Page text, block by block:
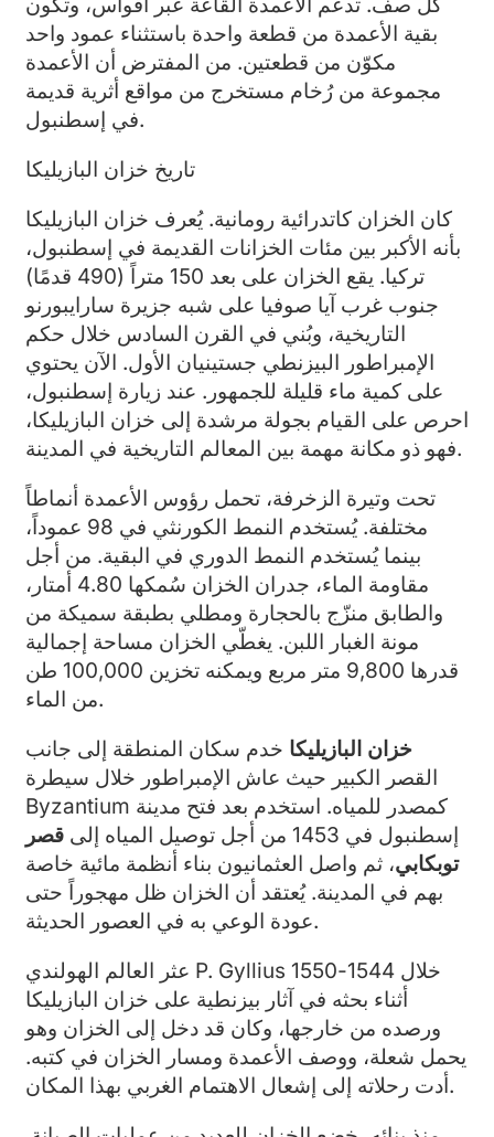
بقية الأعمدة من قطعة واحدة باستثناء عمود واحد
مكوّن من قطعتين. من المفترض أن الأعمدة
مجموعة من رُخام مستخرج من مواقع أثرية قديمة
في إسطنبول.
تاريخ خزان البازيليكا
كان الخزان كاتدرائية رومانية. يُعرف خزان البازيليكا
بأنه الأكبر بين مئات الخزانات القديمة في إسطنبول،
تركيا. يقع الخزان على بعد 150 متراً (490 قدمًا)
جنوب غرب آيا صوفيا على شبه جزيرة سارايبورنو
التاريخية، وبُني في القرن السادس خلال حكم
الإمبراطور البيزنطي جستينيان الأول. الآن يحتوي
على كمية ماء قليلة للجمهور. عند زيارة إسطنبول،
احرص على القيام بجولة مرشدة إلى خزان البازيليكا،
فهو ذو مكانة مهمة بين المعالم التاريخية في المدينة.
تحت وتيرة الزخرفة، تحمل رؤوس الأعمدة أنماطاً
مختلفة. يُستخدم النمط الكورنثي في 98 عموداً،
بينما يُستخدم النمط الدوري في البقية. من أجل
مقاومة الماء، جدران الخزان سُمكها 4.80 أمتار،
والطابق منزّج بالحجارة ومطلي بطبقة سميكة من
مونة الغبار اللبن. يغطّي الخزان مساحة إجمالية
قدرها 9,800 متر مربع ويمكنه تخزين 100,000 طن
من الماء.
خزان البازيليكا خدم سكان المنطقة إلى جانب
القصر الكبير حيث عاش الإمبراطور خلال سيطرة
Byzantium كمصدر للمياه. استخدم بعد فتح مدينة
إسطنبول في 1453 من أجل توصيل المياه إلى
قصر
توبكابي، ثم واصل العثمانيون بناء أنظمة مائية خاصة
بهم في المدينة. يُعتقد أن الخزان ظل مهجوراً حتى
عودة الوعي به في العصور الحديثة.
عثر العالم الهولندي P. Gyllius خلال 1544-1550
أثناء بحثه في آثار بيزنطية على خزان البازيليكا
ورصده من خارجها، وكان قد دخل إلى الخزان وهو
يحمل شعلة، ووصف الأعمدة ومسار الخزان في كتبه.
أدت رحلاته إلى إشعال الاهتمام الغربي بهذا المكان.